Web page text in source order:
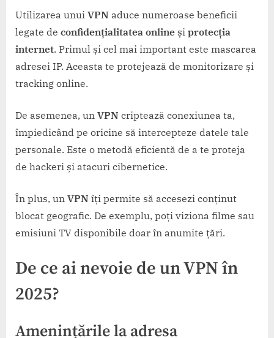
Utilizarea unui VPN aduce numeroase beneficii
legate de confidențialitatea online și protecția
internet. Primul și cel mai important este mascarea
adresei IP. Aceasta te protejează de monitorizare și
tracking online.
De asemenea, un VPN criptează conexiunea ta,
împiedicând pe oricine să intercepteze datele tale
personale. Este o metodă eficientă de a te proteja
de hackeri și atacuri cibernetice.
În plus, un VPN îți permite să accesezi conținut
blocat geografic. De exemplu, poți viziona filme sau
emisiuni TV disponibile doar în anumite țări.
De ce ai nevoie de un VPN în
2025?
Amenințările la adresa